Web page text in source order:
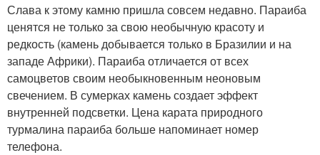
Слава к этому камню пришла совсем недавно. Параиба
ценятся не только за свою необычную красоту и
редкость (камень добывается только в Бразилии и на
западе Африки). Параиба отличается от всех
самоцветов своим необыкновенным неоновым
свечением. В сумерках камень создает эффект
внутренней подсветки. Цена карата природного
турмалина параиба больше напоминает номер
телефона.